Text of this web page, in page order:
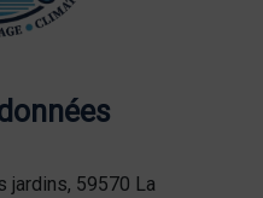
jardins, 59570 La